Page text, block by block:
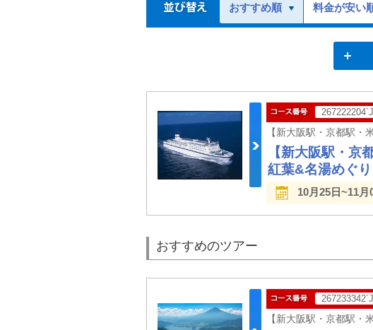
おすすめ順 料金が安い
【新大阪駅・
紅葉&名湯めぐ
10月25日~11月
おすすめのツアー